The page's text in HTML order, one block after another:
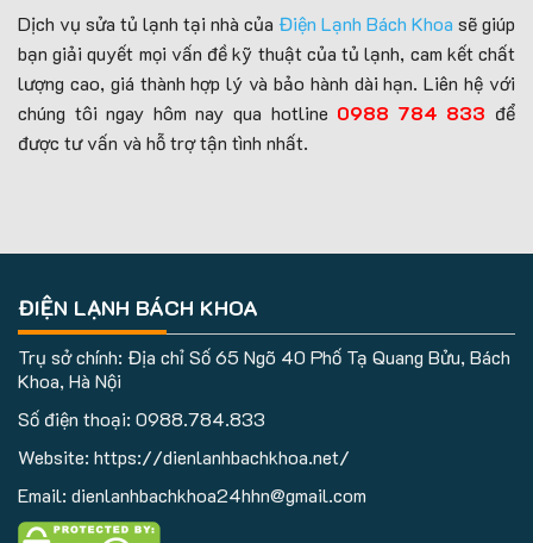
Dịch vụ sửa tủ lạnh tại nhà của Điện Lạnh Bách Khoa sẽ giúp
bạn giải quyết mọi vấn đề kỹ thuật của tủ lạnh, cam kết chất
lượng cao, giá thành hợp lý và bảo hành dài hạn. Liên hệ với
chúng tôi ngay hôm nay qua hotline 0988 784 833 để
được tư vấn và hỗ trợ tận tình nhất.
ĐIỆN LẠNH BÁCH KHOA
Trụ sở chính: Địa chỉ Số 65 Ngõ 40 Phố Tạ Quang Bửu, Bách
Khoa, Hà Nội
Số điện thoại: 0988.784.833
Website: https://dienlanhbachkhoa.net/
Email: dienlanhbachkhoa24hhn@gmail.com